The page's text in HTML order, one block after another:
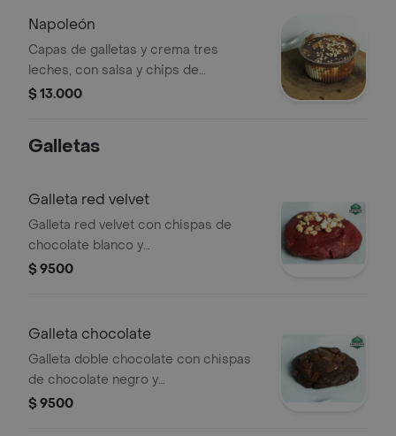
Napoleón
Capas de galletas y crema tres
leches, con salsa y chips de
chocolate.
$ 13.000
Galletas
Galleta red velvet
Galleta red velvet con chispas de
chocolate blanco y
rellena de chocolate.
$ 9500
Galleta chocolate
Galleta doble chocolate con chispas
de chocolate negro y
rellena de chocolate.
$ 9500